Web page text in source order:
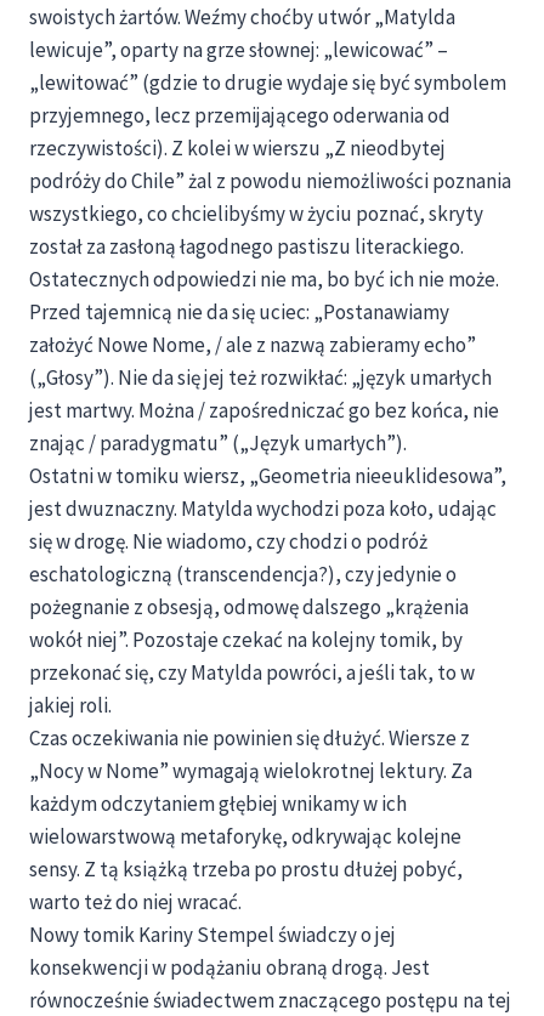
swoistych żartów. Weźmy choćby utwór „Matylda
lewicuje”, oparty na grze słownej: „lewicować” –
„lewitować” (gdzie to drugie wydaje się być symbolem
przyjemnego, lecz przemijającego oderwania od
rzeczywistości). Z kolei w wierszu „Z nieodbytej
podróży do Chile” żal z powodu niemożliwości poznania
wszystkiego, co chcielibyśmy w życiu poznać, skryty
został za zasłoną łagodnego pastiszu literackiego.
Ostatecznych odpowiedzi nie ma, bo być ich nie może.
Przed tajemnicą nie da się uciec: „Postanawiamy
założyć Nowe Nome, / ale z nazwą zabieramy echo”
(„Głosy”). Nie da się jej też rozwikłać: „język umarłych
jest martwy. Można / zapośredniczać go bez końca, nie
znając / paradygmatu” („Język umarłych”).
Ostatni w tomiku wiersz, „Geometria nieeuklidesowa”,
jest dwuznaczny. Matylda wychodzi poza koło, udając
się w drogę. Nie wiadomo, czy chodzi o podróż
eschatologiczną (transcendencja?), czy jedynie o
pożegnanie z obsesją, odmowę dalszego „krążenia
wokół niej”. Pozostaje czekać na kolejny tomik, by
przekonać się, czy Matylda powróci, a jeśli tak, to w
jakiej roli.
Czas oczekiwania nie powinien się dłużyć. Wiersze z
„Nocy w Nome” wymagają wielokrotnej lektury. Za
każdym odczytaniem głębiej wnikamy w ich
wielowarstwową metaforykę, odkrywając kolejne
sensy. Z tą książką trzeba po prostu dłużej pobyć,
warto też do niej wracać.
Nowy tomik Kariny Stempel świadczy o jej
konsekwencji w podążaniu obraną drogą. Jest
równocześnie świadectwem znaczącego postępu na tej